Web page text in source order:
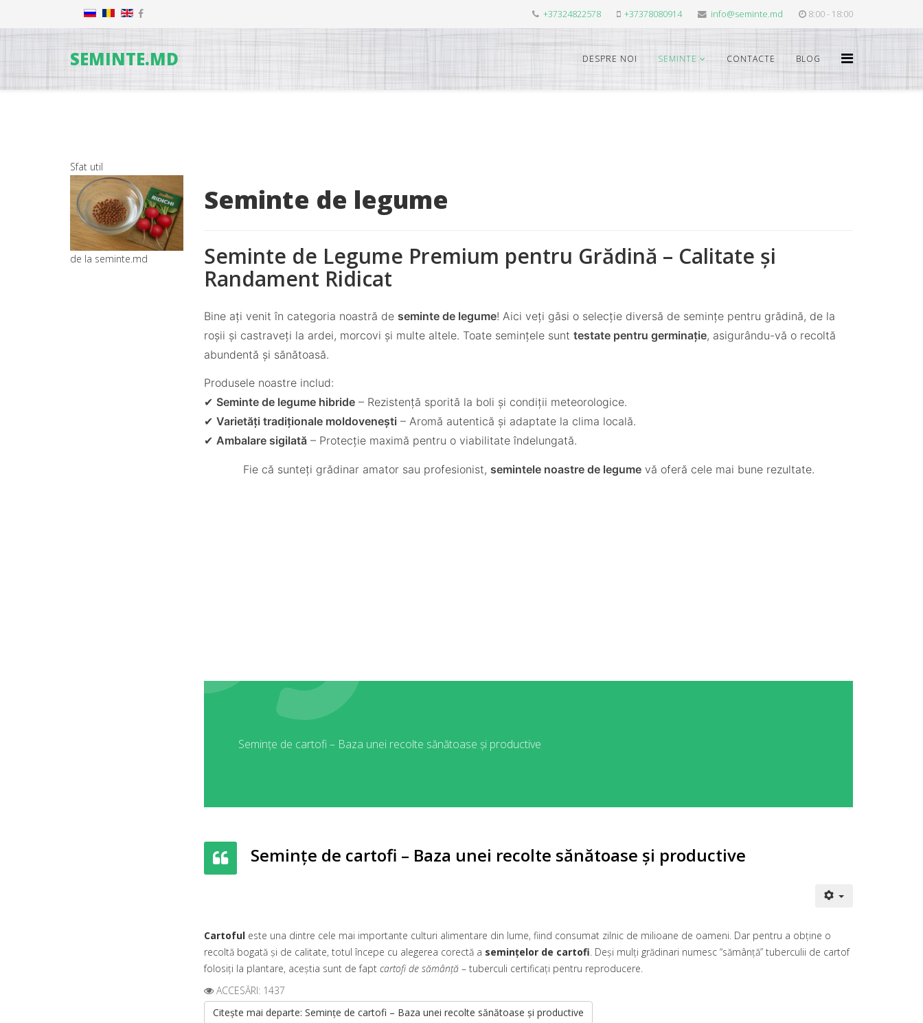
+37324822578 +37378080914 info@seminte.md 8:00 - 18:00
SEMINTE.MD DESPRE NOI SEMINTE CONTACTE BLOG
Sfat util
de la seminte.md
Seminte de legume
Seminte de Legume Premium pentru Grădină – Calitate și
Randament Ridicat
Bine ați venit în categoria noastră de seminte de legume! Aici veți găsi o selecție diversă de semințe pentru grădină, de la
roșii și castraveți la ardei, morcovi și multe altele. Toate semințele sunt testate pentru germinație, asigurându-vă o recoltă
abundentă și sănătoasă.
Produsele noastre includ:
✔ Seminte de legume hibride – Rezistență sporită la boli și condiții meteorologice.
✔ Varietăți tradiționale moldovenești – Aromă autentică și adaptate la clima locală.
✔ Ambalare sigilată – Protecție maximă pentru o viabilitate îndelungată.
Fie că sunteți grădinar amator sau profesionist, semintele noastre de legumevă oferă cele mai bune rezultate.
Semințe de cartofi – Baza unei recolte sănătoase și productive
Semințe de cartofi – Baza unei recolte sănătoase și productive
Cartoful este una dintre cele mai importante culturi alimentare din lume, fiind consumat zilnic de milioane de oameni. Dar pentru a obține o
recoltă bogată și de calitate, totul începe cu alegerea corectă a semințelor de cartofi. Deși mulți grădinari numesc “sămânță” tuberculii de cartof
folosiți la plantare, aceștia sunt de fapt cartofi de sămânță – tuberculi certificați pentru reproducere.
ACCESĂRI: 1437
Citește mai departe: Semințe de cartofi – Baza unei recolte sănătoase și productive